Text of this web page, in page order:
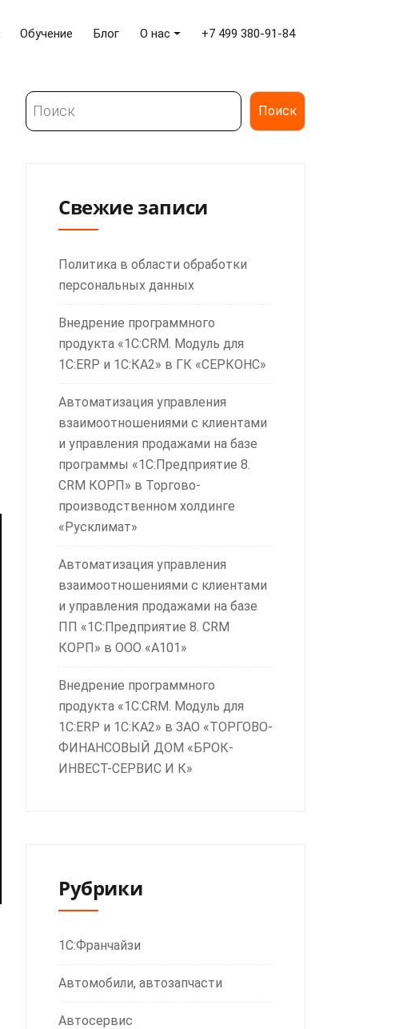
Обучение Блог О нас +7 499 380-91-84
Поиск
Поиск
Свежие записи
Политика в области обработки
персональных данных
Внедрение программного
продукта «1С:CRM. Модуль для
1С:ERP и 1С:КА2» в ГК «СЕРКОНС»
Автоматизация управления
взаимоотношениями с клиентами
и управления продажами на базе
программы «1С:Предприятие 8.
CRM КОРП» в Торгово-
производственном холдинге
«Русклимат»
Автоматизация управления
взаимоотношениями с клиентами
и управления продажами на базе
ПП «1С:Предприятие 8. CRM
КОРП» в ООО «А101»
Внедрение программного
продукта «1С:CRM. Модуль для
1С:ERP и 1С:КА2» в ЗАО «ТОРГОВО-
ФИНАНСОВЫЙ ДОМ «БРОК-
ИНВЕСТ-СЕРВИС И К»
Рубрики
1С:Франчайзи
Автомобили, автозапчасти
Автосервис